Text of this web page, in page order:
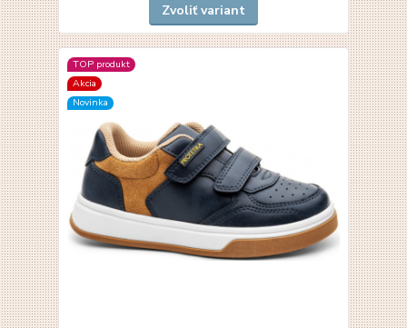
Zvoliť variant
TOP produkt
Akcia
Novinka